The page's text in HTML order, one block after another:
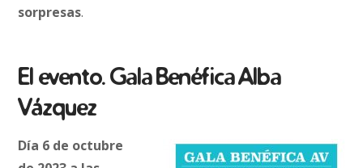
sorpresas.
El evento. Gala Benéfica Alba
Vázquez
Día 6 de octubre